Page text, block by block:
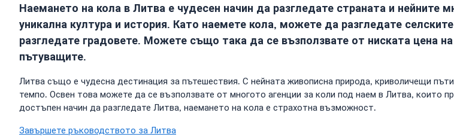
Наемането на кола в Литва е чудесен начин да разгледате страната и нейните
уникална култура и история. Като наемете кола, можете да разгледате
разгледате градовете. Можете също така да се възползвате от ниската цена
пътуващите.
Литва също е чудесна дестинация за пътешествия. С нейната живописна природа, криволичещи
темпо. Освен това можете да се възползвате от многото агенции за коли под наем в Литва, които
достъпен начин да разгледате Литва, наемането на кола е страхотна възможност.
Завършете ръководството за Литва